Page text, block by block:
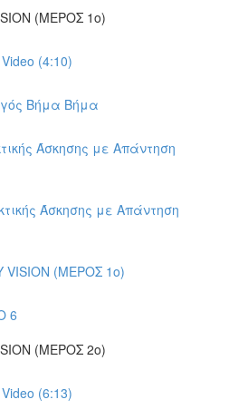
(ΜΕΡΟΣ 1ο)
(4:10)
Βήμα Βήμα
Άσκησης με Απάντηση
Άσκησης με Απάντηση
VISION (ΜΕΡΟΣ 1ο)
6
(ΜΕΡΟΣ 2ο)
(6:13)